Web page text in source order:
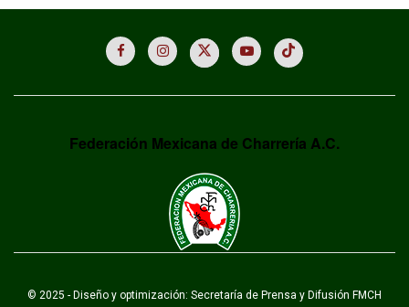
Federación Mexicana de Charrería A.C.
© 2025 - Diseño y optimización: Secretaría de Prensa y Difusión FMCH